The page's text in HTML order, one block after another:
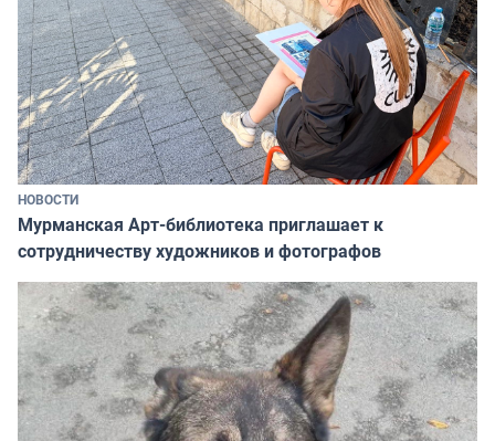
НОВОСТИ
Мурманская Арт-библиотека приглашает к
сотрудничеству художников и фотографов